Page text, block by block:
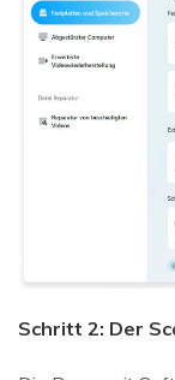
Schritt 2: Der